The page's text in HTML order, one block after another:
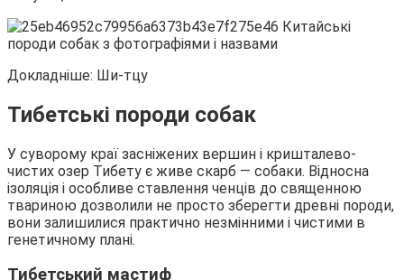
Докладніше: Ши-тцу
Тибетські породи собак
У суворому краї засніжених вершин і кришталево-
чистих озер Тибету є живе скарб ― собаки. Відносна
ізоляція і особливе ставлення ченців до священною
твариною дозволили не просто зберегти древні породи,
вони залишилися практично незмінними і чистими в
генетичному плані.
Тибетський мастиф